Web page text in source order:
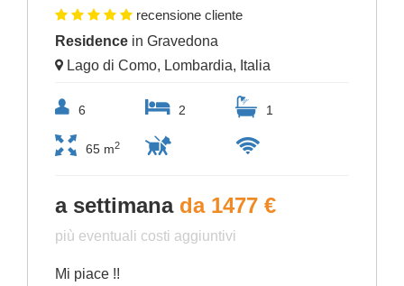
recensione cliente
Residence in Gravedona
Lago di Como, Lombardia, Italia
6 2 1
65 m2
a settimana da 1477 €
più eventuali costi aggiuntivi
Mi piace !!